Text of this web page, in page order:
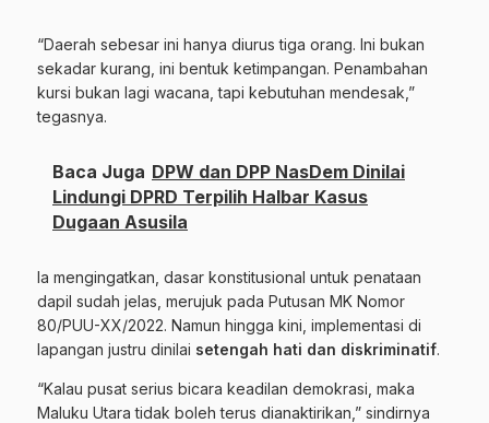
“Daerah sebesar ini hanya diurus tiga orang. Ini bukan
sekadar kurang, ini bentuk ketimpangan. Penambahan
kursi bukan lagi wacana, tapi kebutuhan mendesak,”
tegasnya.
Baca Juga DPW dan DPP NasDem Dinilai
Lindungi DPRD Terpilih Halbar Kasus
Dugaan Asusila
Ia mengingatkan, dasar konstitusional untuk penataan
dapil sudah jelas, merujuk pada Putusan MK Nomor
80/PUU-XX/2022. Namun hingga kini, implementasi di
lapangan justru dinilai setengah hati dan diskriminatif.
“Kalau pusat serius bicara keadilan demokrasi, maka
Maluku Utara tidak boleh terus dianaktirikan,” sindirnya